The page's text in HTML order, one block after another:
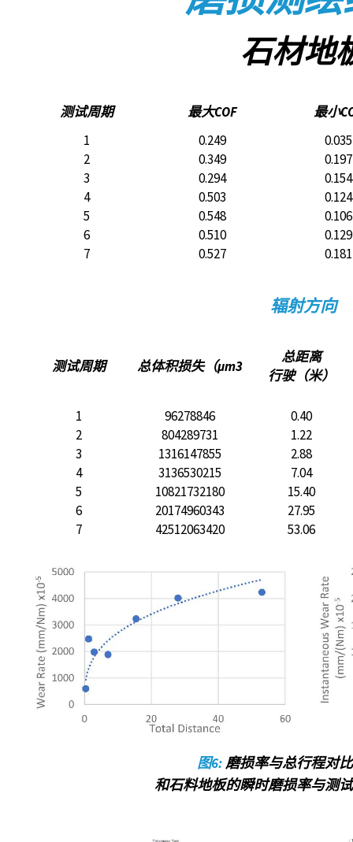
石材地
测试周期 最大COF
最小
1
0.249
0.035
2
0.349
0.197
3
0.294
0.154
4
0.503
0.124
5
0.548
0.106
6
0.510
0.129
7
0.527 0.181
辐射方向
测试周期 总体积损失（µm3
总距离
行驶（米）
1 96278846
0.40
2
804289731
1.22
3
1316147855
2.88
4
3136530215
7.04
5
10821732180
15.40
6
20174960343
27.95
7
42512063420 53.06
图6:磨损率与总行程对
和石料地板的瞬时磨损率与测